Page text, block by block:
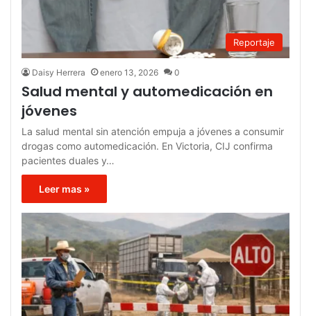
Reportaje
Daisy Herrera enero 13, 2026 0
Salud mental y automedicación en
jóvenes
La salud mental sin atención empuja a jóvenes a consumir
drogas como automedicación. En Victoria, CIJ confirma
pacientes duales y…
Leer mas »